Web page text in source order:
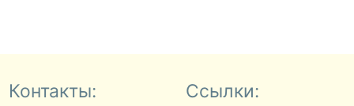
Контакты: Ссылки: